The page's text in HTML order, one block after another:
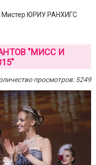
Мистер ЮРИУ РАНХИГС
"МИСС И
просмотров: 5249